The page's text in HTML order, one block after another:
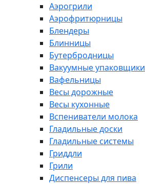
Аэрогрили
Аэрофритюрницы
Блендеры
Блинницы
Бутербродницы
Вакуумные упаковщики
Вафельницы
Весы дорожные
Весы кухонные
Вспениватели молока
Гладильные доски
Гладильные системы
Гриддли
Грили
Диспенсеры для пива